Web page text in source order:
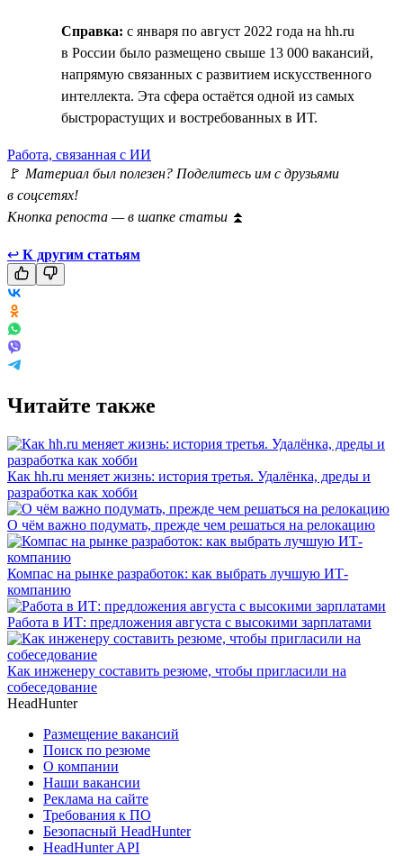
Справка: с января по август 2022 года на hh.ru
в России было размещено свыше 13 000 вакансий,
напрямую связанных с развитием искусственного
интеллекта. Эта сфера остаётся одной из самых
быстрорастущих и востребованных в ИТ.
Работа, связанная с ИИ
🚩 Материал был полезен? Поделитесь им с друзьями
в соцсетях!
Кнопка репоста — в шапке статьи ⏫
↩ К другим статьям
Читайте также
Как hh.ru меняет жизнь: история третья. Удалёнка, дреды и
разработка как хобби
О чём важно подумать, прежде чем решаться на релокацию
Компас на рынке разработок: как выбрать лучшую ИТ-
компанию
Работа в ИТ: предложения августа с высокими зарплатами
Как инженеру составить резюме, чтобы пригласили на
собеседование
HeadHunter
Размещение вакансий
Поиск по резюме
О компании
Наши вакансии
Реклама на сайте
Требования к ПО
Безопасный HeadHunter
HeadHunter API